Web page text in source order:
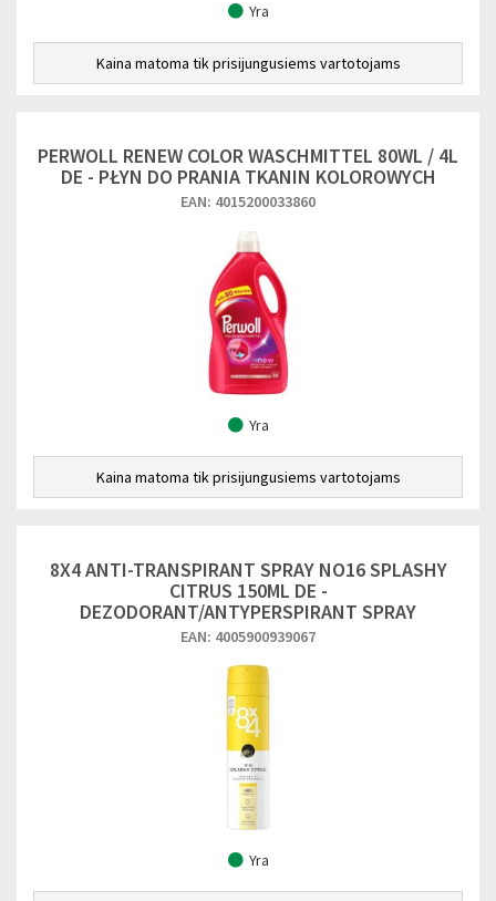
Yra
Kaina matoma tik prisijungusiems vartotojams
PERWOLL RENEW COLOR WASCHMITTEL 80WL / 4L
DE - PŁYN DO PRANIA TKANIN KOLOROWYCH
EAN: 4015200033860
Yra
Kaina matoma tik prisijungusiems vartotojams
8X4 ANTI-TRANSPIRANT SPRAY NO16 SPLASHY
CITRUS 150ML DE -
DEZODORANT/ANTYPERSPIRANT SPRAY
EAN: 4005900939067
Yra